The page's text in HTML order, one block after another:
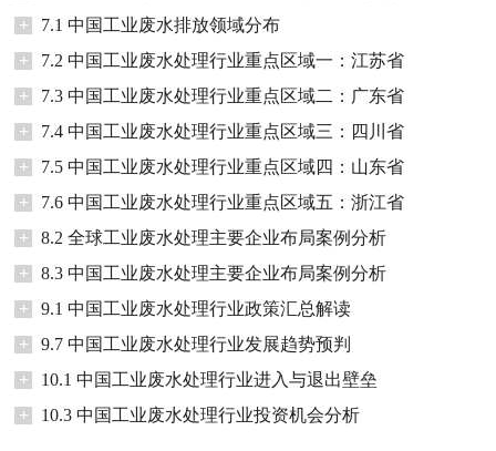
+
7.1 中国工业废水排放领域分布
+
7.2 中国工业废水处理行业重点区域一：江苏省
+
7.3 中国工业废水处理行业重点区域二：广东省
+
7.4 中国工业废水处理行业重点区域三：四川省
+
7.5 中国工业废水处理行业重点区域四：山东省
+
7.6 中国工业废水处理行业重点区域五：浙江省
+
8.2 全球工业废水处理主要企业布局案例分析
+
8.3 中国工业废水处理主要企业布局案例分析
+
9.1 中国工业废水处理行业政策汇总解读
+
9.7 中国工业废水处理行业发展趋势预判
+
10.1 中国工业废水处理行业进入与退出壁垒
+
10.3 中国工业废水处理行业投资机会分析